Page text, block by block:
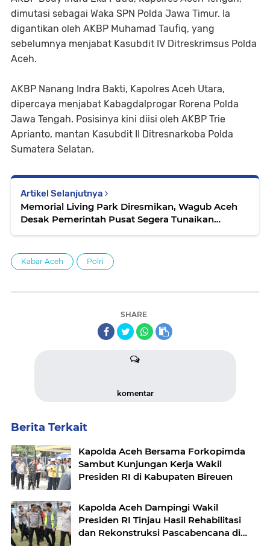
dimutasi sebagai Waka SPN Polda Jawa Timur. Ia
digantikan oleh AKBP Muhamad Taufiq, yang
sebelumnya menjabat Kasubdit IV Ditreskrimsus Polda
Aceh.
AKBP Nanang Indra Bakti, Kapolres Aceh Utara,
dipercaya menjabat Kabagdalprogar Rorena Polda
Jawa Tengah. Posisinya kini diisi oleh AKBP Trie
Aprianto, mantan Kasubdit II Ditresnarkoba Polda
Sumatera Selatan.
Artikel Selanjutnya
Memorial Living Park Diresmikan, Wagub Aceh
Desak Pemerintah Pusat Segera Tunaikan
Kabar Aceh Polri
SHARE
komentar
Berita Terkait
Kapolda Aceh Bersama Forkopimda
Sambut Kunjungan Kerja Wakil
Presiden RI di Kabupaten Bireuen
Kapolda Aceh Dampingi Wakil
Presiden RI Tinjau Hasil Rehabilitasi
dan Rekonstruksi Pascabencana di